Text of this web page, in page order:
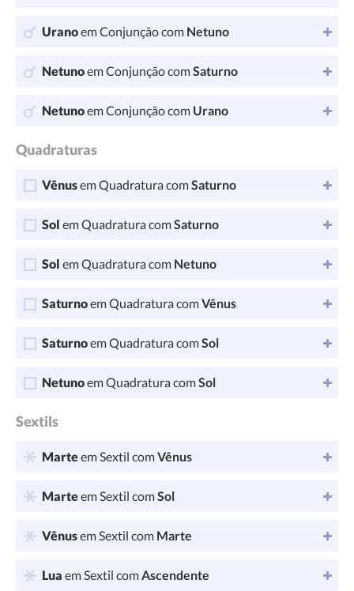
Uranoem Conjunção com Netuno
Netunoem Conjunção comSaturno
Netunoem Conjunção com Urano
Quadraturas
Vênusem Quadratura comSaturno
Sol em Quadratura comSaturno
Sol em Quadratura com Netuno
Saturnoem Quadratura comVênus
Saturnoem Quadratura comSol
Netunoem Quadratura comSol
Sextils
Marteem Sextil comVênus
Marteem Sextil comSol
Vênusem Sextil com Marte
Lua em Sextil comAscendente